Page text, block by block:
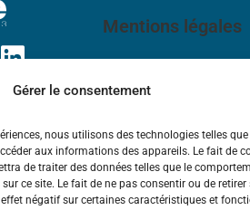
Gérer le consentement
nous utilisons des technologies telles que
aux informations des appareils. Le fait de
de traiter des données telles que le
ce site. Le fait de ne pas consentir ou de retirer
négatif sur certaines caractéristiques et
Mentions légales